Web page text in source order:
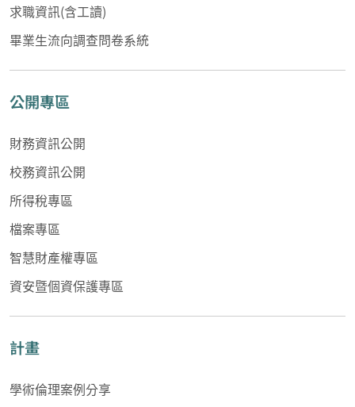
求職資訊(含工讀)
畢業生流向調查問卷系統
公開專區
財務資訊公開
校務資訊公開
所得稅專區
檔案專區
智慧財產權專區
資安暨個資保護專區
計畫
學術倫理案例分享